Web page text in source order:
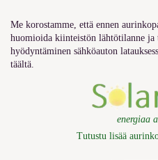
Me korostamme, että ennen
huomioida kiinteistön lähtötilanne ja
hyödyntäminen sähköauton
täältä.
energiaa
Tutustu lisää